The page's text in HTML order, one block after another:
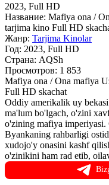
2023, Full HD
Название: Mafiya ona /
tarjima kino Full HD
Жанр: Tarjima Kinolar
Год: 2023, Full HD
Страна: AQSh
Просмотров: 1 853
Mafiya ona / Ona mafiya
Full HD skachat
Oddiy amerikalik uy
ma'lum bo'lgach, o'zini
o'zining mafiya
Byankaning rahbarligi
xudojo'y onasini kashf
o'zinikini ham rad etib,